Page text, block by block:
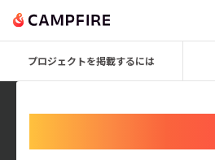
プロジェクトを掲載するには